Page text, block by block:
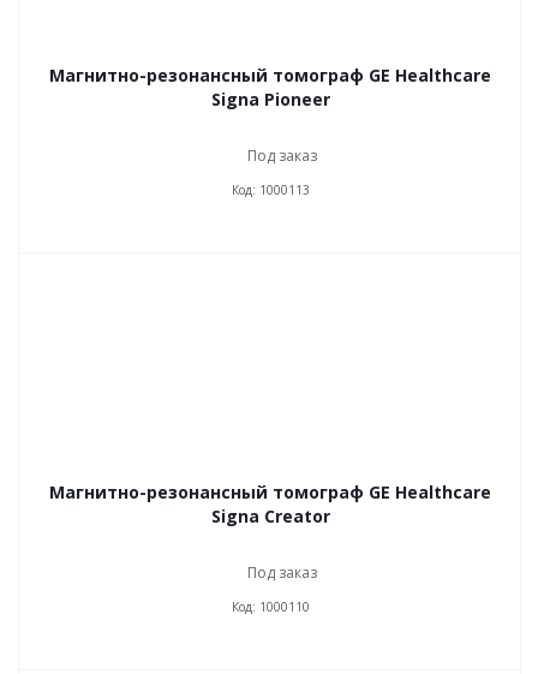
Магнитно-резонансный томограф GE Healthcare
Signa Pioneer
Под заказ
Код: 1000113
Магнитно-резонансный томограф GE Healthcare
Signa Creator
Под заказ
Код: 1000110